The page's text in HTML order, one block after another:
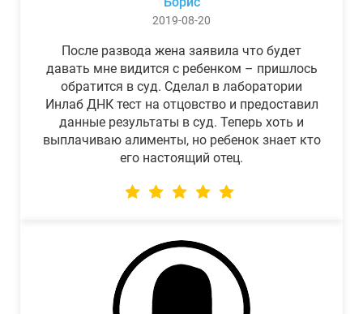
2019-08-20
После развода жена заявила что будет
давать мне видится с ребенком – пришлось
обратится в суд. Сделал в лаборатории
Инлаб ДНК тест на отцовство и предоставил
данные результаты в суд. Теперь хоть и
выплачиваю алименты, но ребенок знает кто
его настоящий отец.